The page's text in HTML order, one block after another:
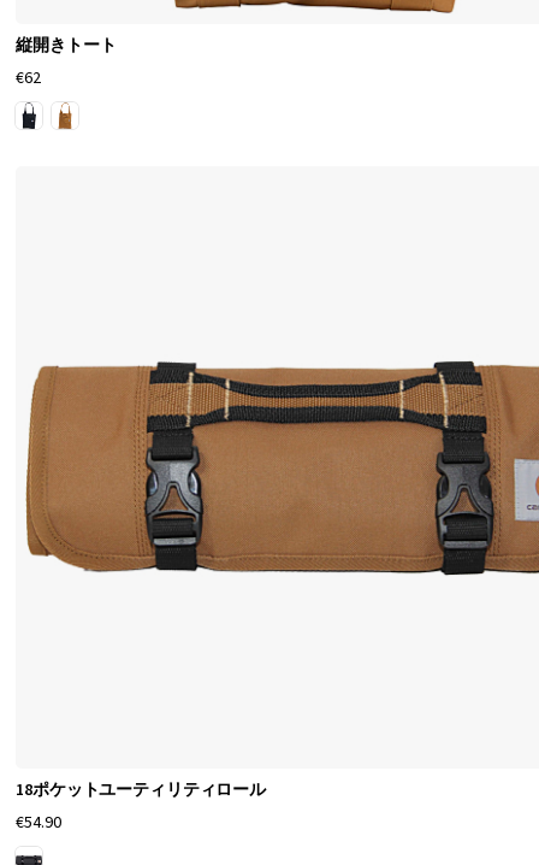
縦開きトート
€62
18ポケットユーティリティロール
€54.90